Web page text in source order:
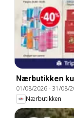
Nærbutikken
01/08/2026-31/08/
Nærbutikken